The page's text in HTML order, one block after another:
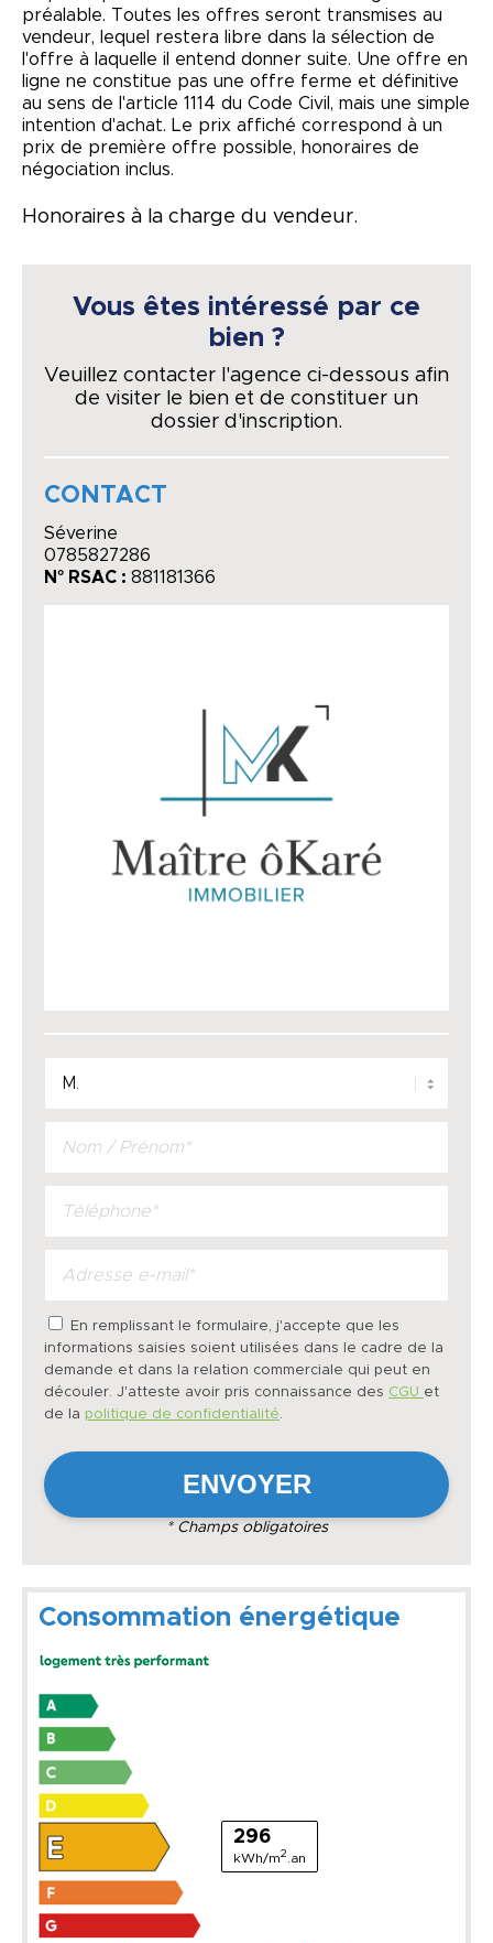
préalable. Toutes les offres seront transmises au
vendeur, lequel restera libre dans la sélection de
l'offre à laquelle il entend donner suite. Une offre en
ligne ne constitue pas une offre ferme et définitive
au sens de l'article 1114 du Code Civil, mais une simple
intention d'achat. Le prix affiché correspond à un
prix de première offre possible, honoraires de
négociation inclus.
Honoraires à la charge du vendeur.
Vous êtes intéressé par ce
bien ?
Veuillez contacter l'agence ci-dessous afin
de visiter le bien et de constituer un
dossier d'inscription.
CONTACT
Séverine
0785827286
N° RSAC : 881181366
En remplissant le formulaire, j'accepte que les
informations saisies soient utilisées dans le cadre de la
demande et dans la relation commerciale qui peut en
découler. J'atteste avoir pris connaissance des CGU et
de la politique de confidentialité.
* Champs obligatoires
Consommation énergétique
296
kWh/m2 .an